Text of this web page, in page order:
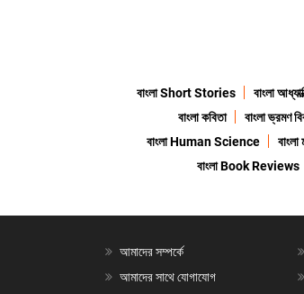
বাংলা Short Stories বাংলা
বাংলা কবিতা
বাংলা ভ্রমণ
বাংলা Human Science
বাংলা
বাংলা Book Reviews
আমাদের সম্পর্কে
আমাদের সাথে যোগাযোগ